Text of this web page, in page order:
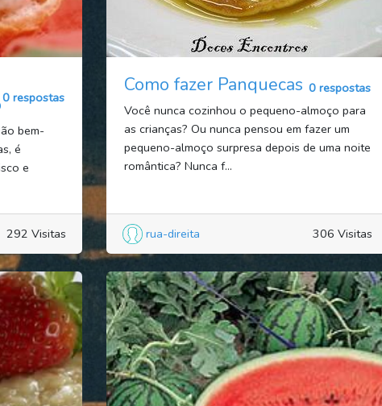
0 respostas
bem-
é
e
292 Visitas
Como fazer Panquecas 0 respostas
Você nunca cozinhou o pequeno-almoço para
as crianças? Ou nunca pensou em fazer um
pequeno-almoço surpresa depois de uma noite
romântica? Nunca f...
rua-direita 306 Visitas